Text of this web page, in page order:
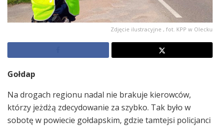
Zdjęcie ilustracyjne , fot. KPP w Olecku
Gołdap
Na drogach regionu nadal nie brakuje kierowców,
którzy jeżdżą zdecydowanie za szybko. Tak było w
sobotę w powiecie gołdapskim, gdzie tamtejsi policjanci